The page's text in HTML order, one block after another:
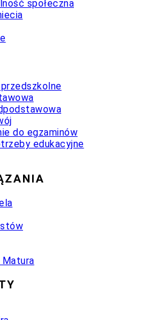
społeczna
do egzaminów
edukacyjne
Matura